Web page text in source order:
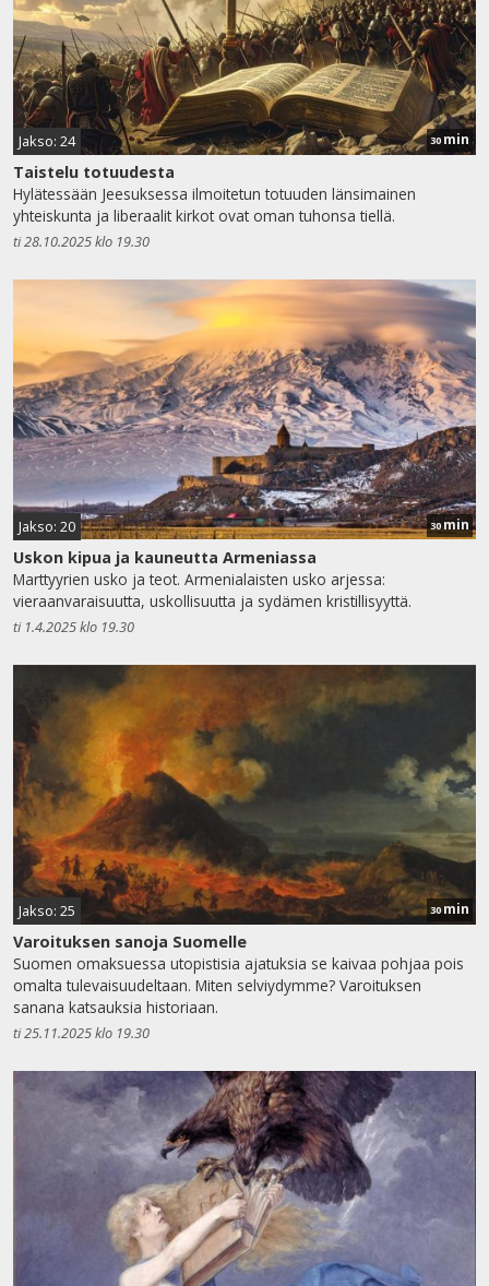
Jakso: 24 30 min
Taistelu totuudesta
Hylätessään Jeesuksessa ilmoitetun totuuden länsimainen
yhteiskunta ja liberaalit kirkot ovat oman tuhonsa tiellä.
ti 28.10.2025 klo 19.30
Jakso: 20 30min
Uskon kipua ja kauneutta Armeniassa
Marttyyrien usko ja teot. Armenialaisten usko arjessa:
vieraanvaraisuutta, uskollisuutta ja sydämen kristillisyyttä.
ti 1.4.2025 klo 19.30
Jakso: 25 30min
Varoituksen sanoja Suomelle
Suomen omaksuessa utopistisia ajatuksia se kaivaa pohjaa pois
omalta tulevaisuudeltaan. Miten selviydymme? Varoituksen
sanana katsauksia historiaan.
ti 25.11.2025 klo 19.30